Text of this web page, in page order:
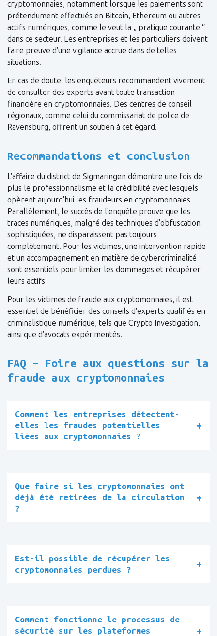
cryptomonnaies, notamment lorsque les paiements sont
prétendument effectués en Bitcoin, Ethereum ou autres
actifs numériques, comme le veut la „ pratique courante “
dans ce secteur. Les entreprises et les particuliers doivent
faire preuve d'une vigilance accrue dans de telles
situations.
En cas de doute, les enquêteurs recommandent vivement
de consulter des experts avant toute transaction
financière en cryptomonnaies. Des centres de conseil
régionaux, comme celui du commissariat de police de
Ravensburg, offrent un soutien à cet égard.
Recommandations et conclusion
L'affaire du district de Sigmaringen démontre une fois de
plus le professionnalisme et la crédibilité avec lesquels
opèrent aujourd'hui les fraudeurs en cryptomonnaies.
Parallèlement, le succès de l'enquête prouve que les
traces numériques, malgré des techniques d'obfuscation
sophistiquées, ne disparaissent pas toujours
complètement. Pour les victimes, une intervention rapide
et un accompagnement en matière de cybercriminalité
sont essentiels pour limiter les dommages et récupérer
leurs actifs.
Pour les victimes de fraude aux cryptomonnaies, il est
essentiel de bénéficier des conseils d'experts qualifiés en
criminalistique numérique, tels que Crypto Investigation,
ainsi que d'avocats expérimentés.
FAQ – Foire aux questions sur la
fraude aux cryptomonnaies
Comment les entreprises détectent-
elles les fraudes potentielles
liées aux cryptomonnaies ?
Que faire si les cryptomonnaies ont
déjà été retirées de la circulation
?
Est-il possible de récupérer les
cryptomonnaies perdues ?
Comment fonctionne le processus de
sécurité sur les plateformes